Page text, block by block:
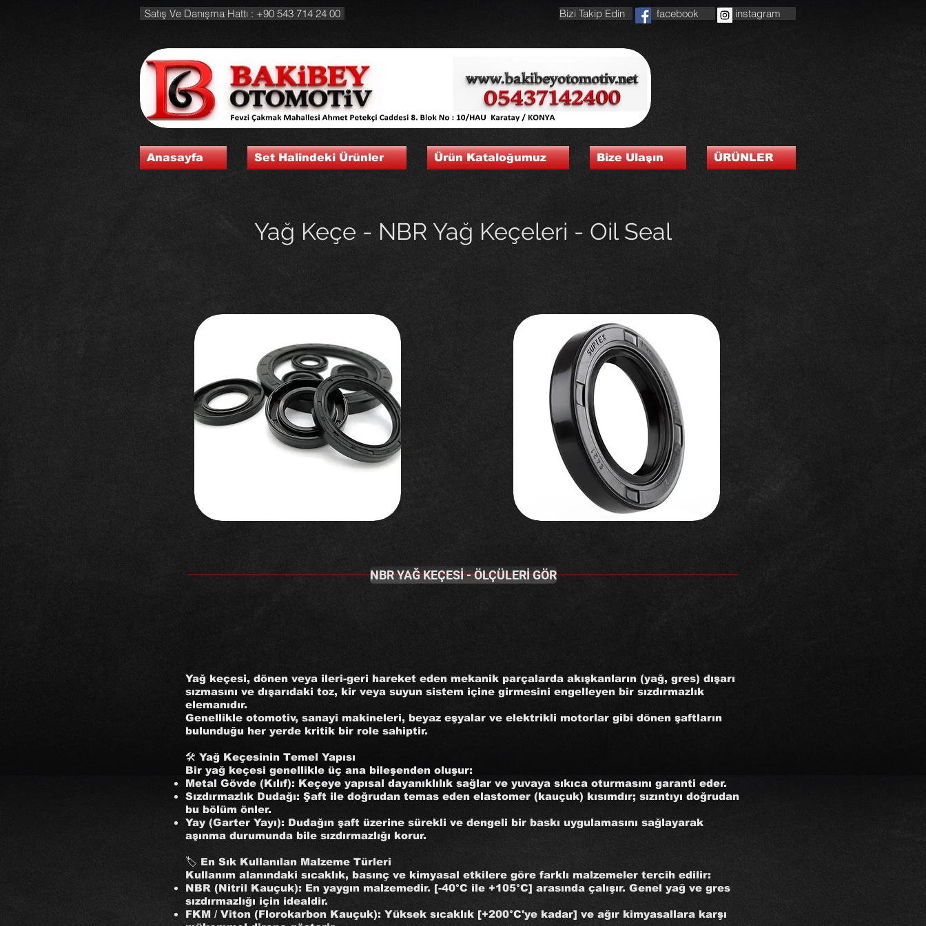
Satış Ve Danışma Hattı : +90 543 714 24 00 Bizi Takip Edin facebook instagram
Anasayfa Set Halindeki Ürünler Ürün Kataloğumuz Bize Ulaşın ÜRÜNLER
Yağ Keçe - NBR Yağ Keçeleri - Oil Seal
NBR YAĞ KEÇESİ - ÖLÇÜLERİ GÖR
Yağ keçesi, dönen veya ileri-geri hareket eden mekanik parçalarda akışkanların (yağ, gres) dışarı
sızmasını ve dışarıdaki toz, kir veya suyun sistem içine girmesini engelleyen bir sızdırmazlık
elemanıdır.
Genellikle otomotiv, sanayi makineleri, beyaz eşyalar ve elektrikli motorlar gibi dönen şaftların
bulunduğu her yerde kritik bir role sahiptir.
🛠️ Yağ Keçesinin Temel Yapısı
Bir yağ keçesi genellikle üç ana bileşenden oluşur:
Metal Gövde (Kılıf): Keçeye yapısal dayanıklılık sağlar ve yuvaya sıkıca oturmasını garanti eder.
Sızdırmazlık Dudağı: Şaft ile doğrudan temas eden elastomer (kauçuk) kısımdır; sızıntıyı doğrudan
bu bölüm önler.
Yay (Garter Yayı): Dudağın şaft üzerine sürekli ve dengeli bir baskı uygulamasını sağlayarak
aşınma durumunda bile sızdırmazlığı korur.
🏷️ En Sık Kullanılan Malzeme Türleri
Kullanım alanındaki sıcaklık, basınç ve kimyasal etkilere göre farklı malzemeler tercih edilir:
NBR (Nitril Kauçuk): En yaygın malzemedir. [-40°C ile +105°C] arasında çalışır. Genel yağ ve gres
sızdırmazlığı için idealdir.
FKM / Viton (Florokarbon Kauçuk): Yüksek sıcaklık [+200°C'ye kadar] ve ağır kimyasallara karşı